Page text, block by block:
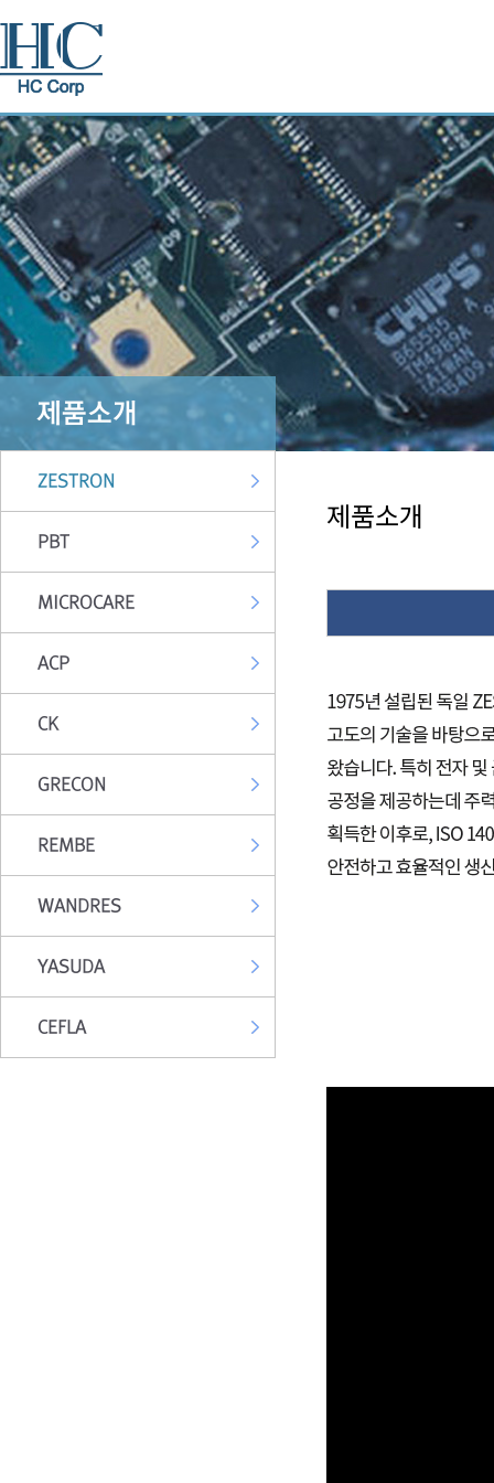
제품소개
ZESTRON
PBT
MICROCARE
ACP
CK
GRECON
REMBE
WANDRES
YASUDA
CEFLA
제품소개